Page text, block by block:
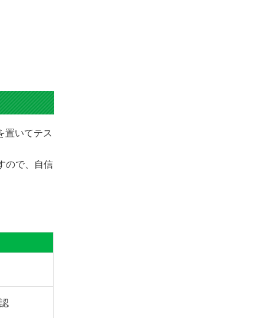
置いてテス
ので、自信